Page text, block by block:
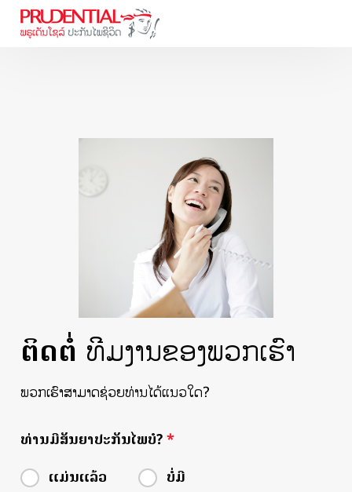
ຕິດຕໍ່ ທີມງານຂອງພວກເຮົາ
ພວກເຮົາສາມາດຊ່ວຍທ່ານໄດ້ແນວໃດ?
ທ່ານມີສັນຍາປະກັນໄພບໍ?
ທ່ານມີສັນຍາປະກັນໄພບໍ?
ແມ່ນແລ້ວ ບໍ່ມີ